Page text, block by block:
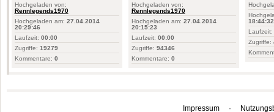
Hochgeladen von:
Rennlegends1970
Hochgeladen am: 27.04.2014
20:29:46
Laufzeit: 00:00
Zugriffe: 19279
Kommentare: 0
Hochgeladen von:
Rennlegends1970
Hochgeladen am: 27.04.2014
20:15:23
Laufzeit: 00:00
Zugriffe: 94346
Kommentare: 0
18:44:32
Laufzeit:
Zugriffe:
Impressum ·